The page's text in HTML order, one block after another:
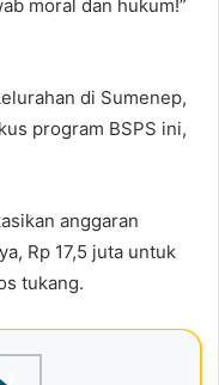
moral dan hukum!”
di Sumenep,
program BSPS ini,
anggaran
Rp 17,5 juta untuk
tukang.